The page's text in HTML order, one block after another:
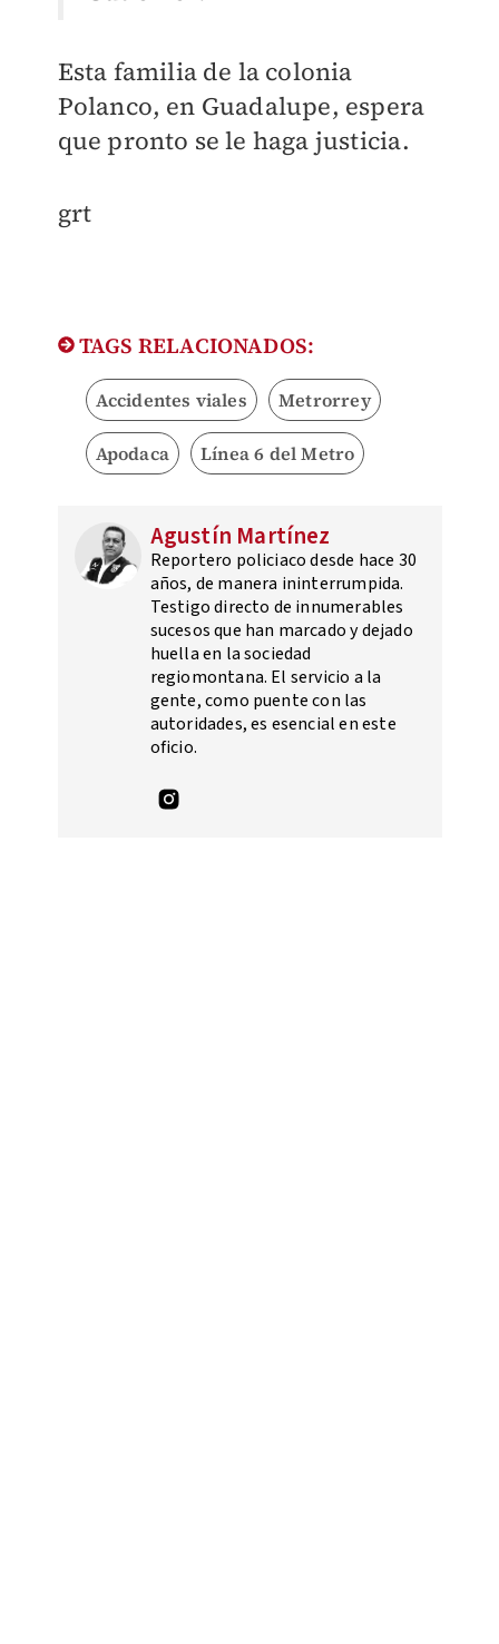
Esta familia de la colonia
Polanco, en Guadalupe, espera
que pronto se le haga justicia.
grt
TAGS RELACIONADOS:
Accidentes viales Metrorrey
Apodaca Línea 6 del Metro
Agustín Martínez
Reportero policiaco desde hace 30
años, de manera ininterrumpida.
Testigo directo de innumerables
sucesos que han marcado y dejado
huella en la sociedad
regiomontana. El servicio a la
gente, como puente con las
autoridades, es esencial en este
oficio.